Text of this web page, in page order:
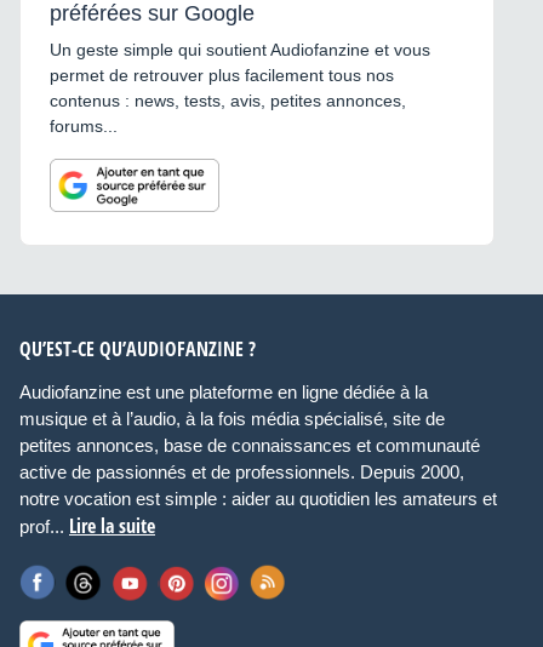
préférées sur Google
Un geste simple qui soutient Audiofanzine et vous
permet de retrouver plus facilement tous nos
contenus : news, tests, avis, petites annonces,
forums...
QU’EST-CE QU’AUDIOFANZINE ?
Audiofanzine est une plateforme en ligne dédiée à la
musique et à l’audio, à la fois média spécialisé, site de
petites annonces, base de connaissances et communauté
active de passionnés et de professionnels. Depuis 2000,
notre vocation est simple : aider au quotidien les amateurs et
prof... Lire la suite